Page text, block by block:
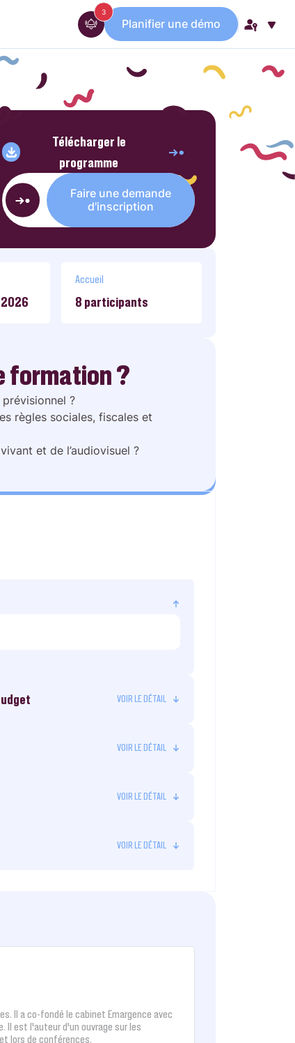
3messages
Planifier une démo
Télécharger le
programme
Faire une demande
d'inscription
Accueil
8 participants
formation ?
?
règles sociales, fiscales et
et de l’audiovisuel ?
Il a co-fondé le cabinet Emargence avec
Il est l’auteur d’un ouvrage sur les
lors de conférences.